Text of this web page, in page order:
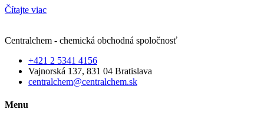
Čítajte viac
Centralchem - chemická obchodná spoločnosť
+421 2 5341 4156
Vajnorská 137, 831 04 Bratislava
centralchem@centralchem.sk
Menu